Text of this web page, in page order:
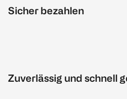
Sicher bezahlen
Zuverlässig und schnell